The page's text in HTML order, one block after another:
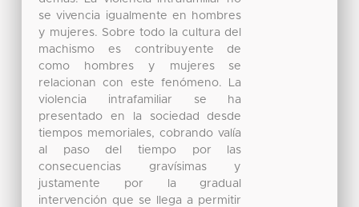
se vivencia igualmente en hombres
y mujeres. Sobre todo la cultura del
machismo es contribuyente de
como hombres y mujeres se
relacionan con este fenómeno. La
violencia intrafamiliar se ha
presentado en la sociedad desde
tiempos memoriales, cobrando valía
al paso del tiempo por las
consecuencias gravísimas y
justamente por la gradual
intervención que se llega a permitir